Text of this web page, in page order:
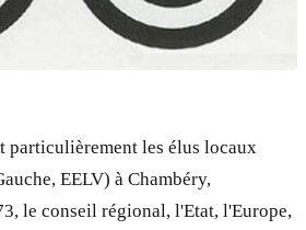
particulièrement les élus locaux
EELV) à Chambéry,
le conseil régional, l'Etat, l'Europe,